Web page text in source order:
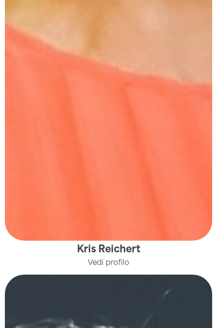
Kris Reichert
Vedi profilo